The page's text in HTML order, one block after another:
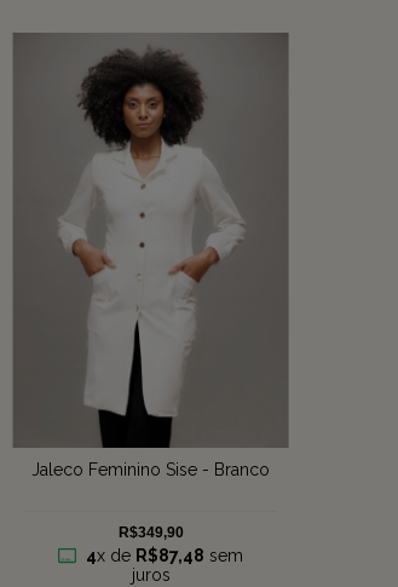
Jaleco Feminino Sise - Branco
R$349,90
4x de R$87,48 sem
juros